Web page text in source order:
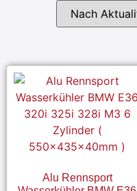
Alu Rennsport